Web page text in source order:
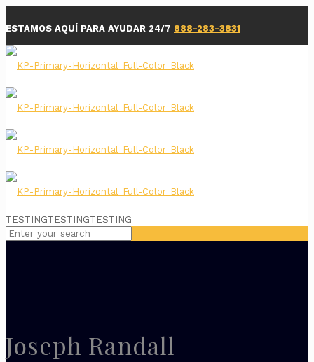
ESTAMOS AQUÍ PARA AYUDAR 24/7 888-283-3831
TESTINGTESTINGTESTING
Joseph Randall